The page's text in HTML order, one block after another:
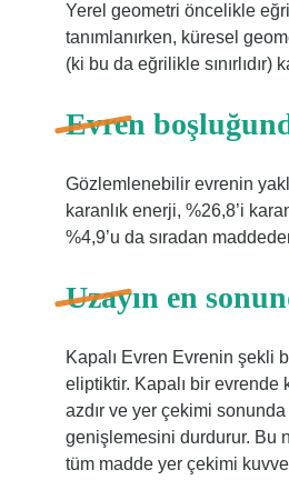
Yerel geometri öncelikle
tanımlanırken, küresel
(ki bu da eğrilikle sınırlıdır)
Evren
Gözlemlenebilir evrenin
karanlık enerji, %26,8’i
%4,9’u da sıradan
Uzayın en
Kapalı Evren Evrenin şekli
eliptiktir. Kapalı bir evrende
azdır ve yer çekimi
genişlemesini durdurur. Bu
tüm madde yer çekimi